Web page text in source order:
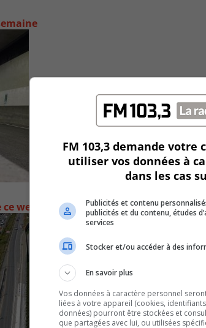
week-end
FM 103,3 demande
utiliser vos données à
dans les cas
Publicités et contenu
publicités et du contenu, études
services
Stocker et/ou accéder à des
En savoir plus
Vos données à caractère personnel
liées à votre appareil (cookies,
données) pourront être stockées et
que partagées avec lui, ou utilisées